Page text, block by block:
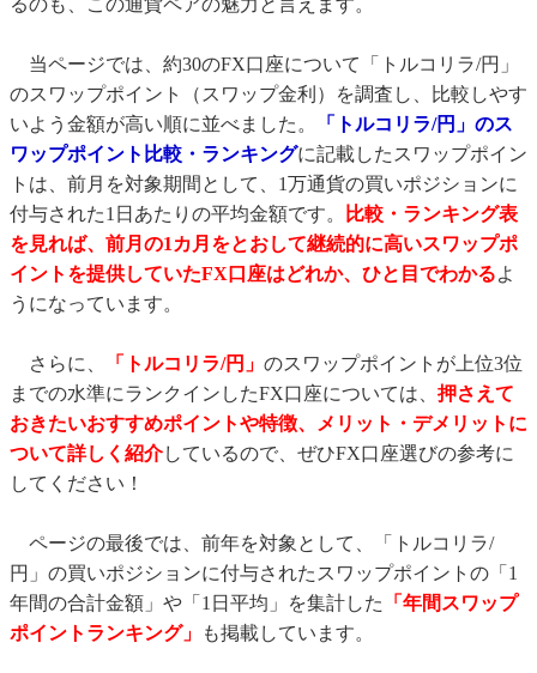
るのも、この通貨ペアの魅力と言えます。
当ページでは、約30のFX口座について「トルコリラ/円」
のスワップポイント（スワップ金利）を調査し、比較しやす
いよう金額が高い順に並べました。
「トルコリラ/円」のス
ワップポイント比較・ランキングに記載したスワップポイン
トは、前月を対象期間として、1万通貨の買いポジションに
付与された1日あたりの平均金額です。
比較・ランキング表
を見れば、前月の1カ月をとおして継続的に高いスワップポ
イントを提供していたFX口座はどれか、ひと目でわかるよ
うになっています。
さらに、 「トルコリラ/円」 のスワップポイントが上位3位
までの水準にランクインしたFX口座については、 押さえて
おきたいおすすめポイントや特徴、メリット・デメリットに
ついて詳しく紹介しているので、ぜひFX口座選びの参考に
してください！
ページの最後では、前年を対象として、「トルコリラ/
円」の買いポジションに付与されたスワップポイントの「1
年間の合計金額」や「1日平均」を集計した
「年間スワップ
ポイントランキング」
も掲載しています。